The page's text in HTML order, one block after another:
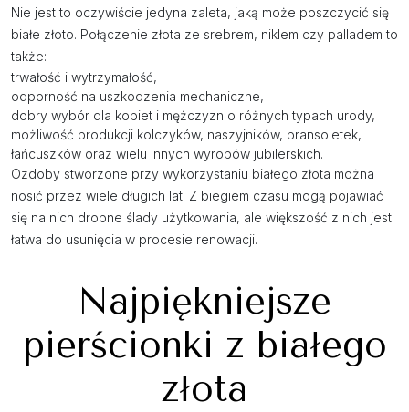
Nie jest to oczywiście jedyna zaleta, jaką może poszczycić się
białe złoto. Połączenie złota ze srebrem, niklem czy palladem to
także:
trwałość i wytrzymałość,
odporność na uszkodzenia mechaniczne,
dobry wybór dla kobiet i mężczyzn o różnych typach urody,
możliwość produkcji kolczyków, naszyjników, bransoletek,
łańcuszków oraz wielu innych wyrobów jubilerskich.
Ozdoby stworzone przy wykorzystaniu białego złota można
nosić przez wiele długich lat. Z biegiem czasu mogą pojawiać
się na nich drobne ślady użytkowania, ale większość z nich jest
łatwa do usunięcia w procesie renowacji.
Najpiękniejsze
pierścionki z białego
złota